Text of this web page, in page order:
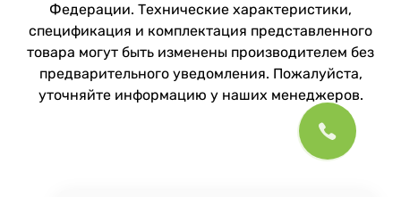
Федерации. Технические характеристики,
спецификация и комплектация представленного
товара могут быть изменены производителем без
предварительного уведомления. Пожалуйста,
уточняйте информацию у наших менеджеров.